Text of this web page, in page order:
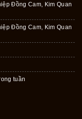
Đồng Cam, Kim Quan
Đồng Cam, Kim Quan
tuần